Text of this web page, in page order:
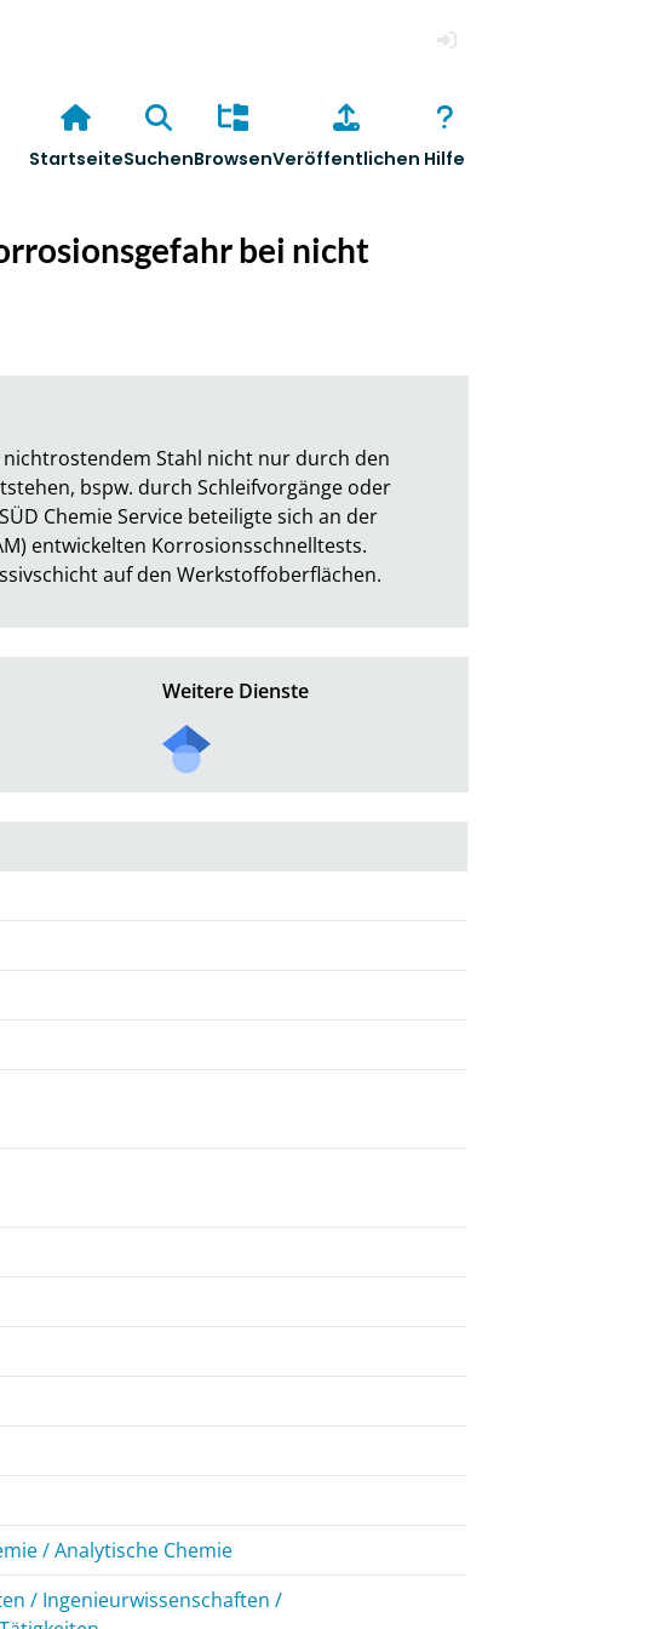
StartseiteSuchenBrowsenVeröffentlichen Hilfe
bei nicht
Stahl nicht nur durch den
bspw. durch Schleifvorgänge oder
Chemie Service beteiligte sich an der
entwickelten Korrosionsschnelltests.
auf den Werkstoffoberflächen.
Weitere Dienste
/ Analytische Chemie
/ Ingenieurwissenschaften /